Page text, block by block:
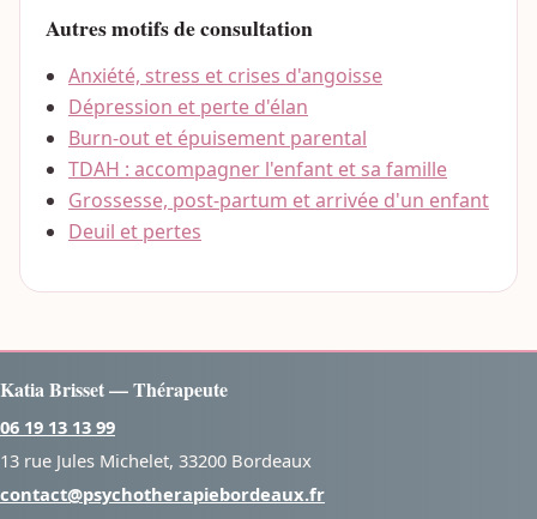
Autres motifs de consultation
Anxiété, stress et crises d'angoisse
Dépression et perte d'élan
Burn-out et épuisement parental
TDAH : accompagner l'enfant et sa famille
Grossesse, post-partum et arrivée d'un enfant
Deuil et pertes
Katia Brisset — Thérapeute
06 19 13 13 99
13 rue Jules Michelet, 33200 Bordeaux
contact@psychotherapiebordeaux.fr